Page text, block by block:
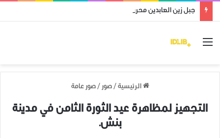
جبل زين العابدين محرر من قوات النظام وميليشياته
القائمة
الرئيسية / صور / صور عامة
التجهيز لمظاهرة عيد الثورة الثامن في مدينة
بنش.